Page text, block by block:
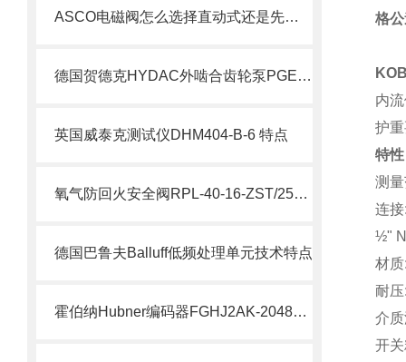
ASCO电磁阀怎么选择直动式还是先导式？
德国贺德克HYDAC外啮合齿轮泵PGE100系列科普
英国威泰克测试仪DHM404-B-6 特点
氧气防回火安全阀RPL-40-16-ZST/250/FL说明
德国巴鲁夫Balluff低频处理单元技术特点
霍伯纳Hubner编码器FGHJ2AK-2048G-90G-NG/16K介绍
格
内
护
特
测
连
½"
材
耐
介
开